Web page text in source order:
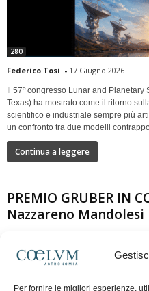
Per fornire le migliori esperienze,
280
Federico Tosi - 17 Giugno 2026
Il 57º congresso Lunar and
Texas) ha mostrato come il ritorno
scientifico e industriale sempre più
un confronto tra due modelli
Continua a leggere
PREMIO GRUBER IN
Nazzareno Mandolesi